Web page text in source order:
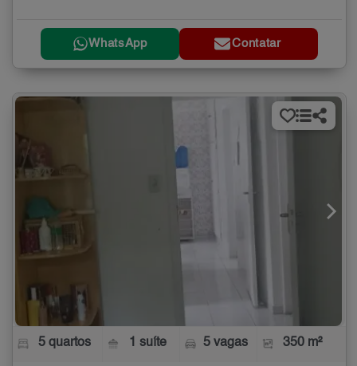
WhatsApp Contatar
5 quartos 1 suíte 5 vagas 350 m²